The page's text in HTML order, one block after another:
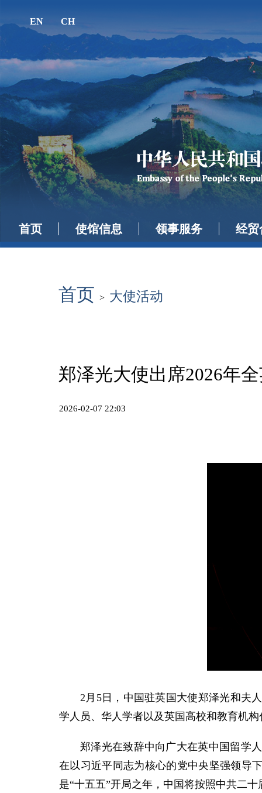
EN CH
首页 使馆信息 领事服务 经贸
首页 > 大使活动
郑泽光大使出席2026年
2026-02-07 22:03
2月5日，中国驻英国大使郑泽光和夫
学人员、华人学者以及英国高校和教育机
郑泽光在致辞中向广大在英中国留学
在以习近平同志为核心的党中央坚强领导
是“十五五”开局之年，中国将按照中共二